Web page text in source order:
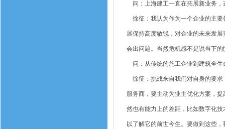
问：上海建工一直在拓展新业务，
徐征：我认为作为一个企业的主要
展保持高度敏锐，对企业的未来发
会出问题。当然危机感不是说当下
问：从传统的施工企业到建筑全生
徐征：挑战来自我们对自身的要求
服务商，要主动为业主优化方案，
然也有能力上的差距，比如数字化
以了解它的前世今生。要做到这些